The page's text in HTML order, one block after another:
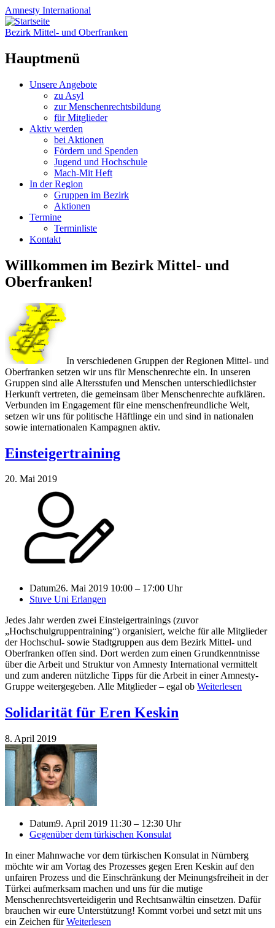
Amnesty International
Bezirk Mittel- und Oberfranken
Hauptmenü
Zum
Unsere Angebote
zu Asyl
zur Menschenrechtsbildung
für Mitglieder
Aktiv werden
bei Aktionen
Fördern und Spenden
Jugend und Hochschule
Mach-Mit Heft
In der Region
Gruppen im Bezirk
Aktionen
Termine
Terminliste
Kontakt
Willkommen im Bezirk Mittel- und
Oberfranken!
In verschiedenen Gruppen der Regionen Mittel- und
Oberfranken setzen wir uns für Menschenrechte ein. In unseren
Gruppen sind alle Altersstufen und Menschen unterschiedlichster
Herkunft vertreten, die gemeinsam über Menschenrechte aufklären.
Verbunden im Engagement für eine menschenfreundliche Welt,
setzen wir uns für politische Häftlinge ein und sind in nationalen
sowie internationalen Kampagnen aktiv.
Einsteigertraining
20. Mai 2019
Datum26. Mai 2019 10:00 – 17:00 Uhr
Stuve Uni Erlangen
Jedes Jahr werden zwei Einsteigertrainings (zuvor
„Hochschulgruppentraining“) organisiert, welche für alle Mitglieder
der Hochschul- sowie Stadtgruppen aus dem Bezirk Mittel- und
Oberfranken offen sind. Dort werden zum einen Grundkenntnisse
über die Arbeit und Struktur von Amnesty International vermittelt
und zum anderen nützliche Tipps für die Arbeit in einer Amnesty-
Gruppe weitergegeben. Alle Mitglieder – egal ob Weiterlesen
Solidarität für Eren Keskin
8. April 2019
Datum9. April 2019 11:30 – 12:30 Uhr
Gegenüber dem türkischen Konsulat
In einer Mahnwache vor dem türkischen Konsulat in Nürnberg
möchte wir am Vortag des Prozesses gegen Eren Keskin auf den
unfairen Prozess und die Einschränkung der Meinungsfreiheit in der
Türkei aufmerksam machen und uns für die mutige
Menschenrechtsverteidigerin und Rechtsanwältin einsetzen. Dafür
brauchen wir eure Unterstützung! Kommt vorbei und setzt mit uns
ein Zeichen fürWeiterlesen